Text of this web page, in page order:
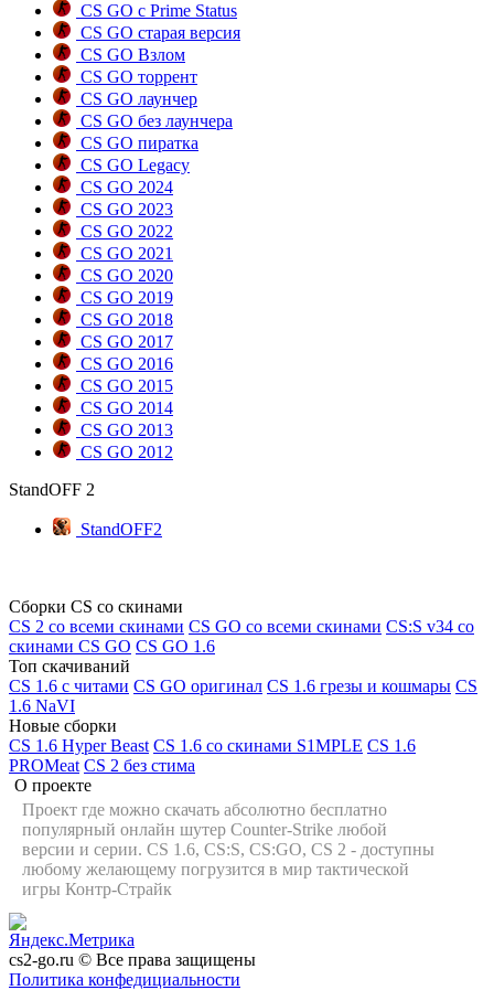
CS GO с Prime Status
CS GO старая версия
CS GO Взлом
CS GO торрент
CS GO лаунчер
CS GO без лаунчера
CS GO пиратка
CS GO Legacy
CS GO 2024
CS GO 2023
CS GO 2022
CS GO 2021
CS GO 2020
CS GO 2019
CS GO 2018
CS GO 2017
CS GO 2016
CS GO 2015
CS GO 2014
CS GO 2013
CS GO 2012
StandOFF 2
StandOFF2
Сборки CS со скинами
CS 2 со всеми скинами CS GO со всеми скинами CS:S v34 со
скинами CS GO CS GO 1.6
Топ скачиваний
CS 1.6 с читами CS GO оригинал CS 1.6 грезы и кошмары CS
1.6 NaVI
Новые сборки
CS 1.6 Hyper Beast CS 1.6 со скинами S1MPLE CS 1.6
PROMeat CS 2 без стима
О проекте
Проект где можно скачать абсолютно бесплатно
популярный онлайн шутер Counter-Strike любой
версии и серии. CS 1.6, CS:S, CS:GO, CS 2 - доступны
любому желающему погрузится в мир тактической
игры Контр-Страйк
cs2-go.ru © Все права защищены
Политика конфедициальности